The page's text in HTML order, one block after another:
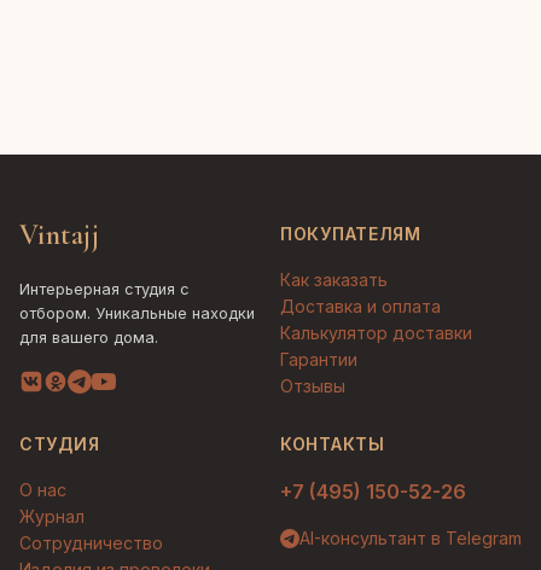
Vintajj
Интерьерная студия с
отбором. Уникальные находки
для вашего дома.
ПОКУПАТЕЛЯМ
Как заказать
Доставка и оплата
Калькулятор доставки
Гарантии
Отзывы
СТУДИЯ
О нас
Журнал
Сотрудничество
КОНТАКТЫ
+7 (495) 150-52-26
AI-консультант в Telegram